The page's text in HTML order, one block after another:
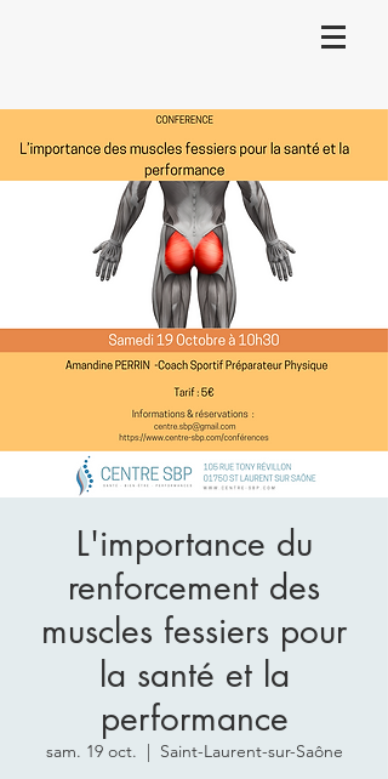
L'importance du
renforcement des
muscles fessiers pour
la santé et la
performance
sam. 19 oct.
  |
Saint-Laurent-sur-Saône